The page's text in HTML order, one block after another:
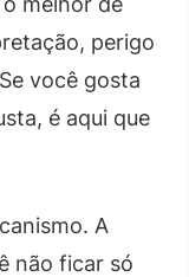
perigo
você gosta
é aqui que
A
não ficar só